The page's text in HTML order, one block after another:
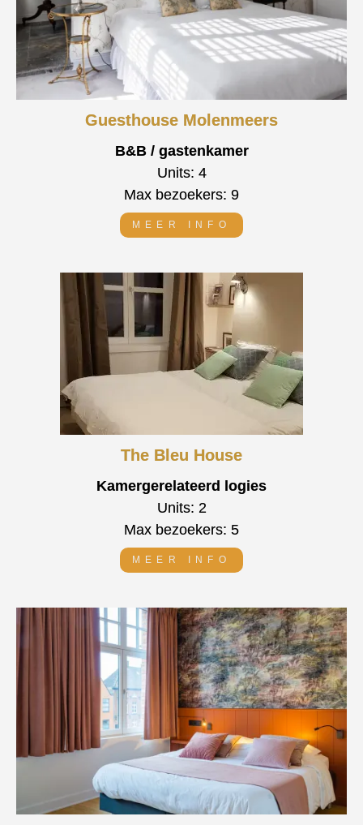
Guesthouse Molenmeers
B&B / gastenkamer
Units: 4
Max bezoekers: 9
MEER INFO
The Bleu House
Kamergerelateerd logies
Units: 2
Max bezoekers: 5
MEER INFO